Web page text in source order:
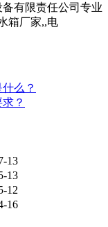
有限责任公司专业
箱厂家,,电
么？
？
13
13
12
16